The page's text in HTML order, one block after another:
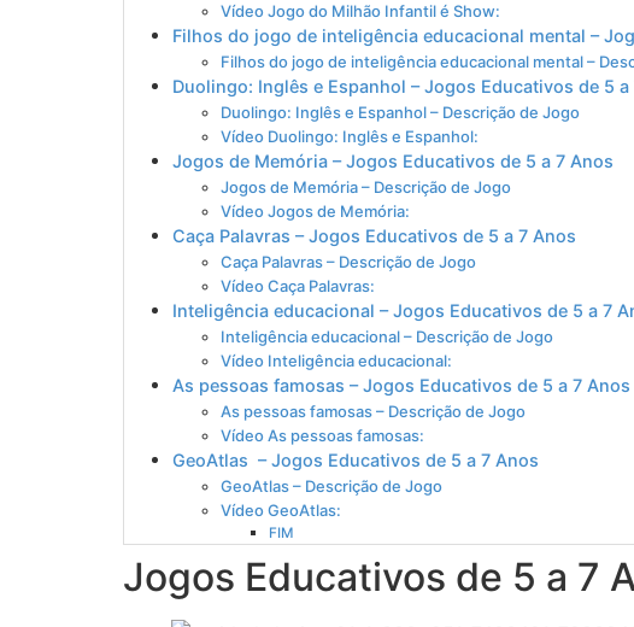
Vídeo Jogo do Milhão Infantil é Show:
Filhos do jogo de inteligência educacional mental –
Filhos do jogo de inteligência educacional mental –
Duolingo: Inglês e Espanhol – Jogos Educativos de 5 a
Duolingo: Inglês e Espanhol – Descrição de Jogo
Vídeo Duolingo: Inglês e Espanhol:
Jogos de Memória – Jogos Educativos de 5 a 7 Anos
Jogos de Memória – Descrição de Jogo
Vídeo Jogos de Memória:
Caça Palavras – Jogos Educativos de 5 a 7 Anos
Caça Palavras – Descrição de Jogo
Vídeo Caça Palavras:
Inteligência educacional – Jogos Educativos de 5 a 7
Inteligência educacional – Descrição de Jogo
Vídeo Inteligência educacional:
As pessoas famosas – Jogos Educativos de 5 a 7 Anos
As pessoas famosas – Descrição de Jogo
Vídeo As pessoas famosas:
GeoAtlas – Jogos Educativos de 5 a 7 Anos
GeoAtlas – Descrição de Jogo
Vídeo GeoAtlas:
FIM
Jogos Educativos de 5 a 7